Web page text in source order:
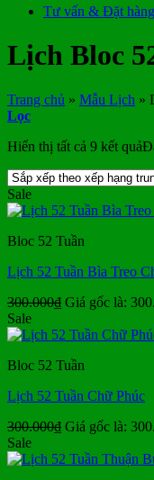
Tư vấn & Đặt
Lịch Bloc
Trang chủ » Mẫu Lịch »
Lọc
Hiển thị tất cả 9 kết quả
Sale
Bloc 52 Tuần
Lịch 52 Tuần Bìa Treo
300.000₫ Giá gốc là:
Sale
Bloc 52 Tuần
Lịch 52 Tuần Chữ Phúc
300.000₫ Giá gốc là:
Sale